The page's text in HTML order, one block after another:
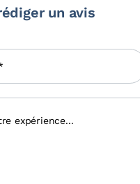
un avis